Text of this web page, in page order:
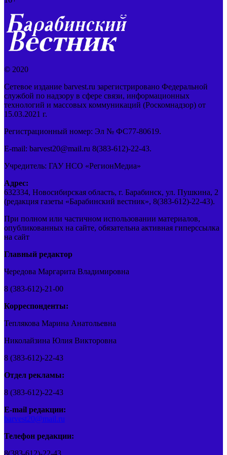
© 2020
Сетевое издание barvest.ru зарегистрировано Федеральной
службой по надзору в сфере связи, информационных
технологий и массовых коммуникаций (Роскомнадзор) от
15.03.2021 г.
Регистрационный номер: Эл № ФС77-80619.
E-mail: barvest20@mail.ru 8(383-612)-22-43.
Учредитель: ГАУ НСО «РегионМедиа»
Адрес:
632334, Новосибирская область, г. Барабинск, ул. Пушкина, 2
(редакция газеты «Барабинский вестник», 8(383-612)-22-43).
При полном или частичном использовании материалов,
опубликованных на сайте, обязательна активная гиперссылка
на сайт
Главный редактор
Чередова Маргарита Владимировна
8 (383-612)-21-00
Корреспонденты:
Теплякова Марина Анатольевна
Николайзина Юлия Викторовна
8 (383-612)-22-43
Отдел рекламы:
8 (383-612)-22-43
E-mail редакции:
barvest20@mail.ru
Телефон редакции:
8(383-612)-22-43